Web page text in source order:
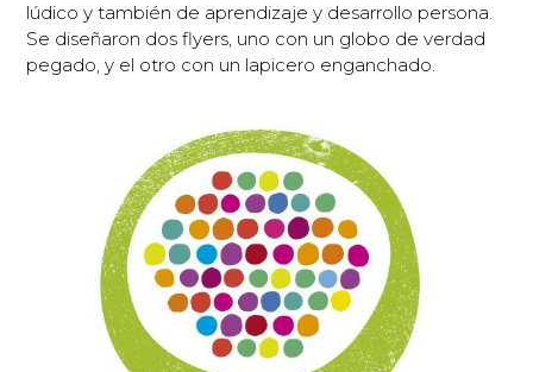
lúdico y también de aprendizaje y desarrollo persona.
Se diseñaron dos flyers, uno con un globo de verdad
pegado, y el otro con un lapicero enganchado.